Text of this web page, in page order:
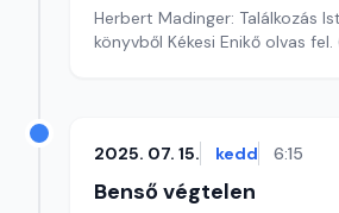
Herbert Madinger: Találkozás
könyvből Kékesi Enikő olvas
2025. 07. 15. kedd 6:15
Benső végtelen